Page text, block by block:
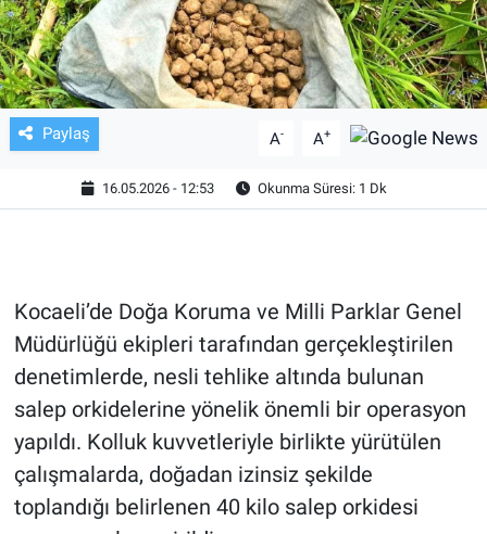
Paylaş A- A+
16.05.2026 - 12:53 Okunma Süresi: 1 Dk
Kocaeli’de Doğa Koruma ve Milli Parklar Genel
Müdürlüğü ekipleri tarafından gerçekleştirilen
denetimlerde, nesli tehlike altında bulunan
salep orkidelerine yönelik önemli bir operasyon
yapıldı. Kolluk kuvvetleriyle birlikte yürütülen
çalışmalarda, doğadan izinsiz şekilde
toplandığı belirlenen 40 kilo salep orkidesi
SAĞLIK
GENEL
KÜLTÜR SANAT
ASAYİŞ
EĞİTİM
ÇEVRE
HABERDE İNSAN
POLİTİKA
SPOR